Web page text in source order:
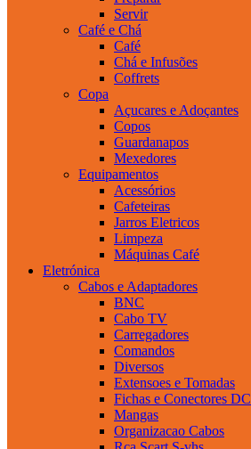
Servir
Café e Chá
Café
Chá e Infusões
Coffrets
Copa
Açucares e Adoçantes
Copos
Guardanapos
Mexedores
Equipamentos
Acessórios
Cafeteiras
Jarros Eletricos
Limpeza
Máquinas Café
Eletrónica
Cabos e Adaptadores
BNC
Cabo TV
Carregadores
Comandos
Diversos
Extensoes e Tomadas
Fichas e Conectores DC
Mangas
Organizacao Cabos